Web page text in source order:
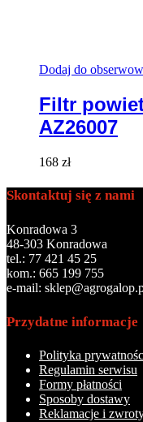
Dodaj do
Filtr
AZ26007
168 zł
Skontaktuj się z nami
Konradowa 3
48-303 Konradowa
tel.: 77 421 45 25
kom.: 665 199 755
e-mail:
Przydatne informacje
Polityka
Regulamin serwisu
Formy płatności
Sposoby dostawy
Reklamacje i